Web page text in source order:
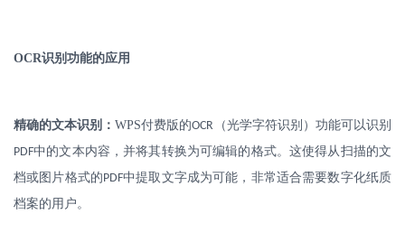
OCR识别功能的应用
精确的文本识别：WPS付费版的OCR （光学字符识别）功能可以识别
PDF中的文本内容，并将其转换为可编辑的格式。这使得从扫描的文
档或图片格式的PDF中提取文字成为可能，非常适合需要数字化纸质
档案的用户。